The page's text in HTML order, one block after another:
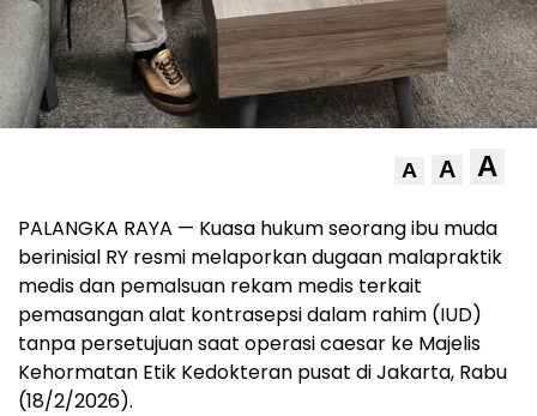
A A A
PALANGKA RAYA — Kuasa hukum seorang ibu muda
berinisial RY resmi melaporkan dugaan malapraktik
medis dan pemalsuan rekam medis terkait
pemasangan alat kontrasepsi dalam rahim (IUD)
tanpa persetujuan saat operasi caesar ke Majelis
Kehormatan Etik Kedokteran pusat di Jakarta, Rabu
(18/2/2026).